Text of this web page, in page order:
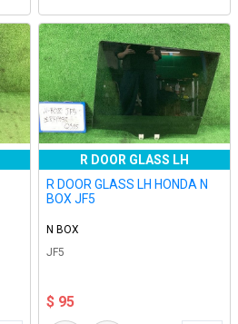
R DOOR GLASS LH
R DOOR GLASS LH HONDA N
BOX JF5
N BOX
JF5
$ 95